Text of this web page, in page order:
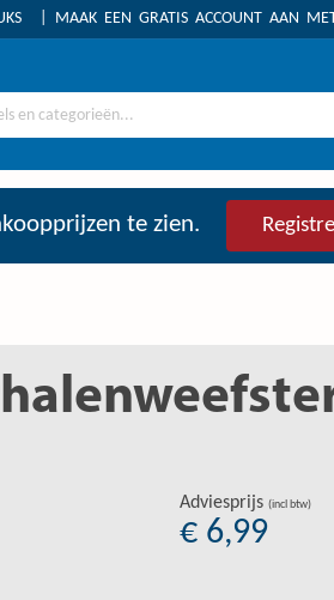
MAAK EEN GRATIS ACCOUNT AAN
te zien.
Adviesprijs (incl btw)
€ 6,99